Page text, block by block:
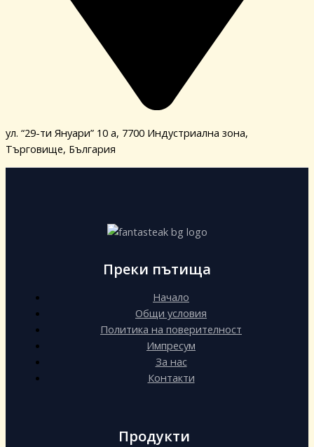
ул. “29-ти Януари” 10 а, 7700 Индустриална зона,
Търговище, България
Преки пътища
Начало
Общи условия
Политика на поверителност
Импресум
За нас
Контакти
Продукти